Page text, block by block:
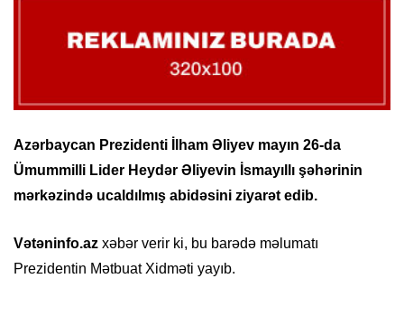
Azərbaycan Prezidenti İlham Əliyev mayın 26-da
Ümummilli Lider Heydər Əliyevin İsmayıllı şəhərinin
mərkəzində ucaldılmış abidəsini ziyarət edib.
Vətəninfo.az xəbər verir ki, bu barədə məlumatı
Prezidentin Mətbuat Xidməti yayıb.